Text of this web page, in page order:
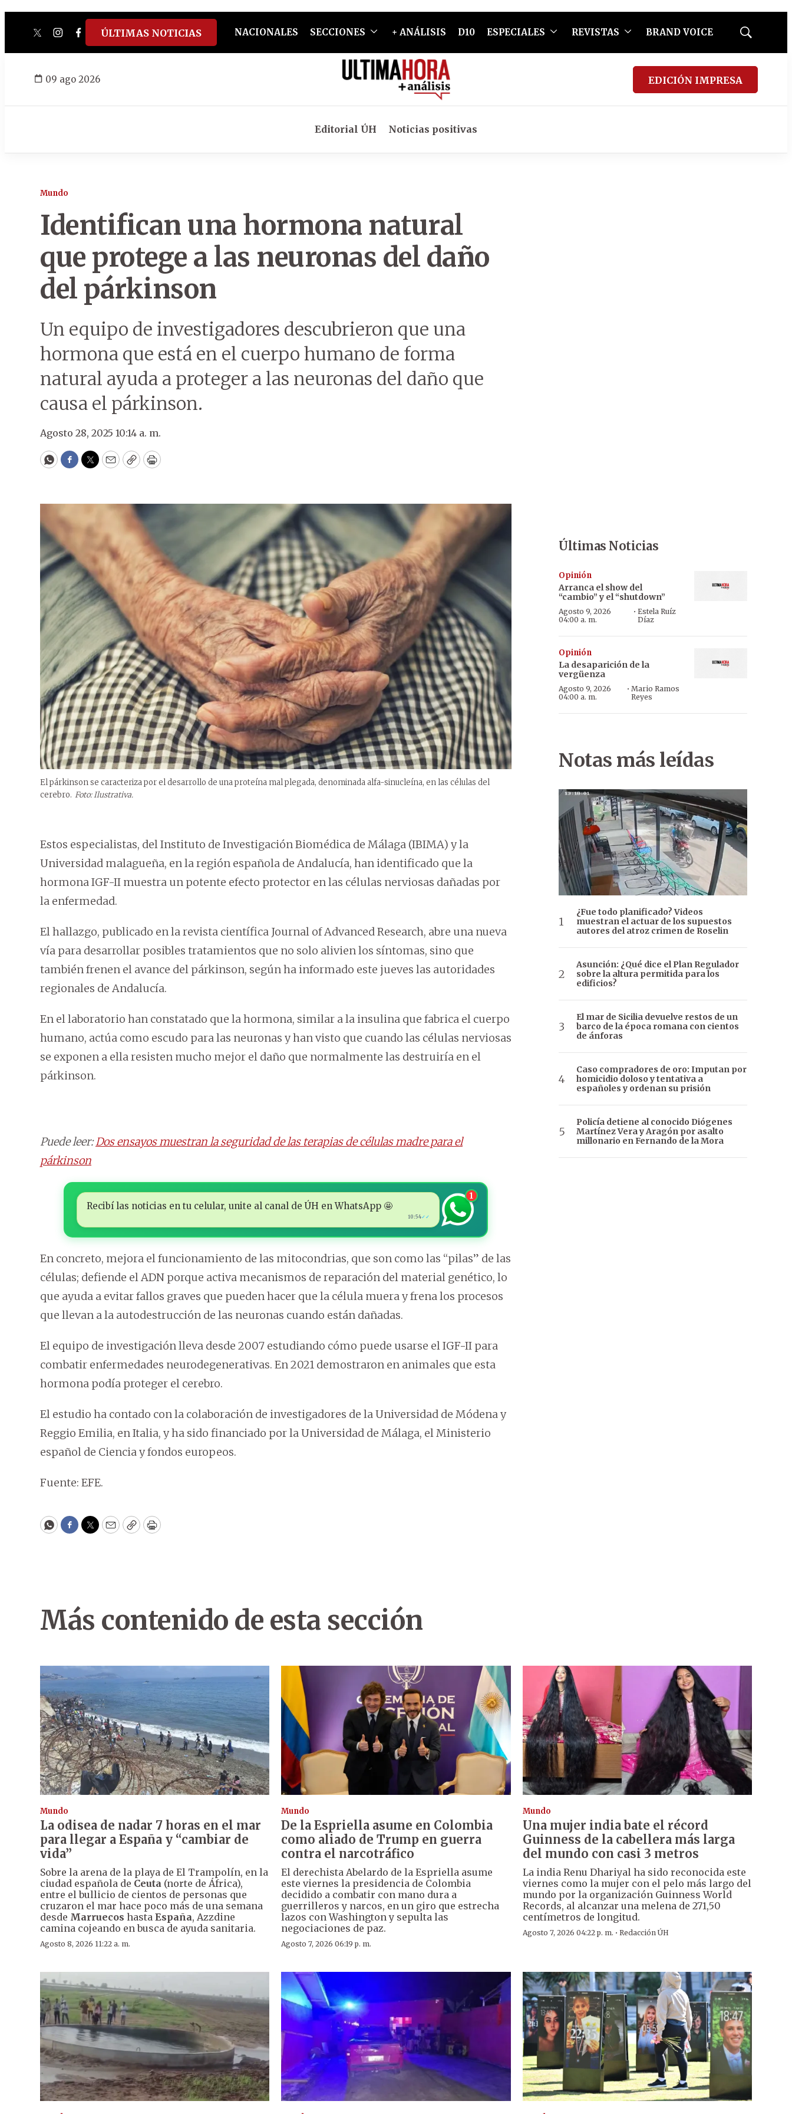
twitterinstagram
facebook
tiktokyoutube
spotify
ÚLTIMAS NOTICIAS NACIONALES SECCIONES + ANÁLISIS D10 ESPECIALES REVISTAS BRAND VOICE
Mostrar
09 ago 2026 EDICIÓN IMPRESA
Editorial ÚH Noticias positivas
Mundo
Identifican una hormona natural
que protege a las neuronas del daño
del párkinson
Un equipo de investigadores descubrieron que una
hormona que está en el cuerpo humano de forma
natural ayuda a proteger a las neuronas del daño que
causa el párkinson.
Agosto 28, 2025 10:14 a. m.
WhatsApp
Facebook
Twitter
EmailCopyPrint
El párkinson se caracteriza por el desarrollo de una proteína mal plegada, denominada alfa-sinucleína, en las células del
cerebro. Foto: Ilustrativa.
Estos especialistas, del Instituto de Investigación Biomédica de Málaga (IBIMA) y la
Universidad malagueña, en la región española de Andalucía, han identificado que la
hormona IGF-II muestra un potente efecto protector en las células nerviosas dañadas por
la enfermedad.
El hallazgo, publicado en la revista científica Journal of Advanced Research, abre una nueva
vía para desarrollar posibles tratamientos que no solo alivien los síntomas, sino que
también frenen el avance del párkinson, según ha informado este jueves las autoridades
regionales de Andalucía.
En el laboratorio han constatado que la hormona, similar a la insulina que fabrica el cuerpo
humano, actúa como escudo para las neuronas y han visto que cuando las células nerviosas
se exponen a ella resisten mucho mejor el daño que normalmente las destruiría en el
párkinson.
Puede leer:Dos ensayos muestran la seguridad de las terapias de células madre para el
párkinson
Recibí las noticias en tu celular, unite al canal de ÚH en WhatsApp 🤩
10:54✓✓
1
En concreto, mejora el funcionamiento de las mitocondrias, que son como las “pilas” de las
células; defiende el ADN porque activa mecanismos de reparación del material genético, lo
que ayuda a evitar fallos graves que pueden hacer que la célula muera y frena los procesos
que llevan a la autodestrucción de las neuronas cuando están dañadas.
El equipo de investigación lleva desde 2007 estudiando cómo puede usarse el IGF-II para
combatir enfermedades neurodegenerativas. En 2021 demostraron en animales que esta
hormona podía proteger el cerebro.
El estudio ha contado con la colaboración de investigadores de la Universidad de Módena y
Reggio Emilia, en Italia, y ha sido financiado por la Universidad de Málaga, el Ministerio
español de Ciencia y fondos europeos.
Fuente: EFE.
WhatsApp
Facebook
Twitter
EmailCopyPrint
Últimas Noticias
Opinión
Arranca el show del
“cambio” y el “shutdown”
Agosto 9, 2026
04:00 a. m.
·Estela Ruíz
Díaz
Opinión
La desaparición de la
vergüenza
Agosto 9, 2026
04:00 a. m.
· Mario Ramos
Reyes
Notas más leídas
¿Fue todo planificado? Videos
muestran el actuar de los supuestos
autores del atroz crimen de Roselin
Asunción: ¿Qué dice el Plan Regulador
sobre la altura permitida para los
edificios?
El mar de Sicilia devuelve restos de un
barco de la época romana con cientos
de ánforas
Caso compradores de oro: Imputan por
homicidio doloso y tentativa a
españoles y ordenan su prisión
Policía detiene al conocido Diógenes
Martínez Vera y Aragón por asalto
millonario en Fernando de la Mora
Más contenido de esta sección
Mundo
La odisea de nadar 7 horas en el mar
para llegar a España y “cambiar de
vida”
Sobre la arena de la playa de El Trampolín, en la
ciudad española de Ceuta (norte de África),
entre el bullicio de cientos de personas que
cruzaron el mar hace poco más de una semana
desde Marruecos hasta España, Azzdine
camina cojeando en busca de ayuda sanitaria.
Agosto 8, 2026 11:22 a. m.
Mundo
De la Espriella asume en Colombia
como aliado de Trump en guerra
contra el narcotráfico
El derechista Abelardo de la Espriella asume
este viernes la presidencia de Colombia
decidido a combatir con mano dura a
guerrilleros y narcos, en un giro que estrecha
lazos con Washington y sepulta las
negociaciones de paz.
Agosto 7, 2026 06:19 p. m.
Mundo
Una mujer india bate el récord
Guinness de la cabellera más larga
del mundo con casi 3 metros
La india Renu Dhariyal ha sido reconocida este
viernes como la mujer con el pelo más largo del
mundo por la organización Guinness World
Records, al alcanzar una melena de 271,50
centímetros de longitud.
Agosto 7, 2026 04:22 p. m. · Redacción ÚH